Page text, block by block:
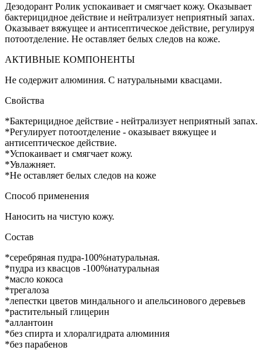
Дезодорант Ролик успокаивает и смягчает кожу. Оказывает
бактерицидное действие и нейтрализует неприятный запах.
Оказывает вяжущее и антисептическое действие, регулируя
потоотделение. Не оставляет белых следов на коже.
АКТИВНЫЕ КОМПОНЕНТЫ
Не содержит алюминия. С натуральными квасцами.
Свойства
*Бактерицидное действие - нейтрализует неприятный запах.
*Регулирует потоотделение - оказывает вяжущее и
антисептическое действие.
*Успокаивает и смягчает кожу.
*Увлажняет.
*Не оставляет белых следов на коже
Способ применения
Наносить на чистую кожу.
Состав
*серебряная пудра-100%натуральная.
*пудра из квасцов -100%натуральная
*масло кокоса
*трегалоза
*лепестки цветов миндального и апельсинового деревьев
*растительный глицерин
*аллантоин
*без спирта и хлоралгидрата алюминия
*без парабенов